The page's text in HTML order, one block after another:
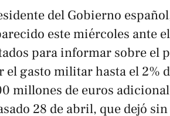
del Gobierno
este miércoles ante
para informar sobre el
el gasto militar hasta el 2%
millones de euros
28 de abril, que dejó